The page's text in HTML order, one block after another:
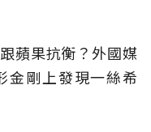
蘋果抗衡？外國媒
金剛上發現一絲希